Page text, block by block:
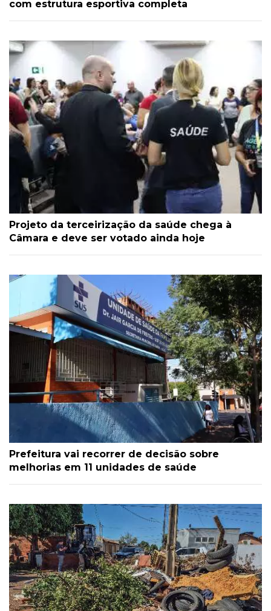
com estrutura esportiva completa
Projeto da terceirização da saúde chega à
Câmara e deve ser votado ainda hoje
Prefeitura vai recorrer de decisão sobre
melhorias em 11 unidades de saúde